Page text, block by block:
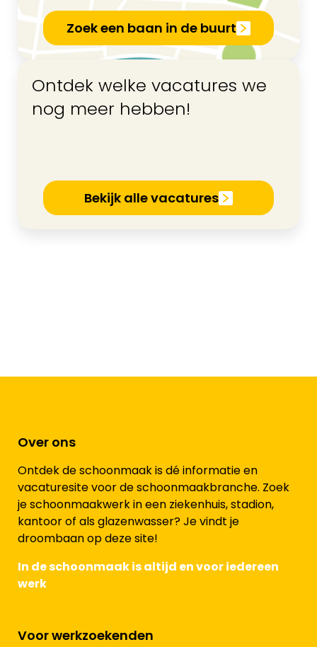
Zoek een baan in de buurt
Ontdek welke vacatures we
nog meer hebben!
Bekijk alle vacatures
Over ons
Ontdek de schoonmaak is dé informatie en
vacaturesite voor de schoonmaakbranche. Zoek
je schoonmaakwerk in een ziekenhuis, stadion,
kantoor of als glazenwasser? Je vindt je
droombaan op deze site!
In de schoonmaak is altijd en voor iedereen
werk
Voor werkzoekenden